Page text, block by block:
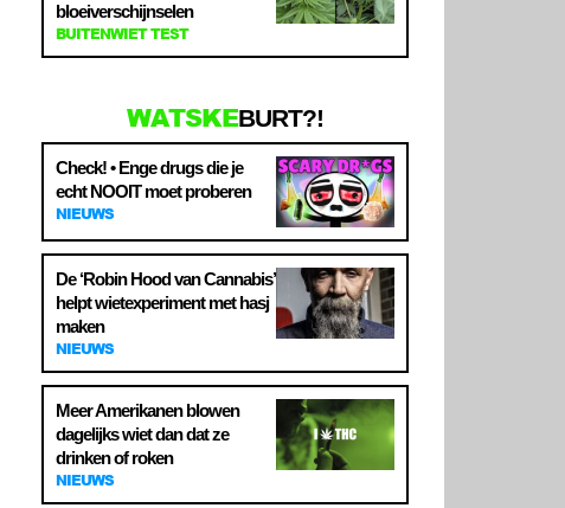
bloeiverschijnselen
BUITENWIET TEST
WATSKEBURT?!
Check! • Enge drugs die je
echt NOOIT moet proberen
NIEUWS
De ‘Robin Hood van Cannabis’
helpt wietexperiment met hasj
maken
NIEUWS
Meer Amerikanen blowen
dagelijks wiet dan dat ze
drinken of roken
NIEUWS